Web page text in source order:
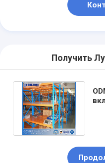
Получить